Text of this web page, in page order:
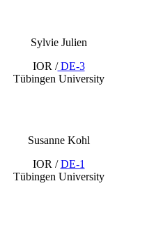
Sylvie Julien
IOR /DE-3
Tübingen University
Susanne Kohl
IOR /DE-1
Tübingen University